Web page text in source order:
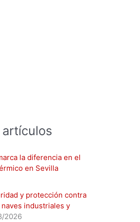
la diferencia en el
en Sevilla
y protección contra
industriales y
2026